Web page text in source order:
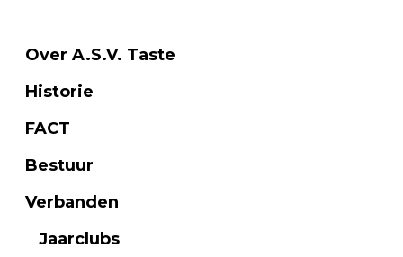
Over A.S.V. Taste
Historie
FACT
Bestuur
Verbanden
Jaarclubs